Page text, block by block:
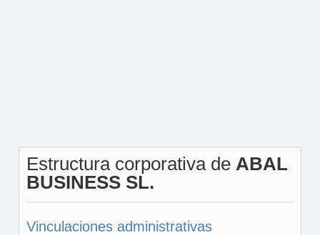
Estructura corporativa de ABAL
BUSINESS SL.
Vinculaciones administrativas